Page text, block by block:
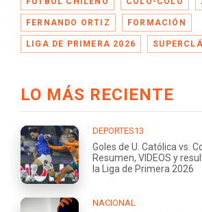
FERNANDO ORTIZ FORMACIÓN
LIGA DE PRIMERA 2026
LO MÁS RECIENTE
DEPORTES13
Goles de U. Católica vs.
Resumen, VIDEOS y
la Liga de Primera 2026
NACIONAL